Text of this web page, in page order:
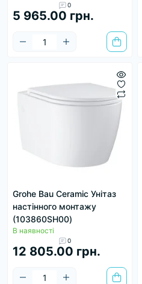
0
5 965.00 грн.
Grohe Bau Ceramic Унітаз
настінного монтажу
(103860SH00)
В наявності
0
12 805.00 грн.